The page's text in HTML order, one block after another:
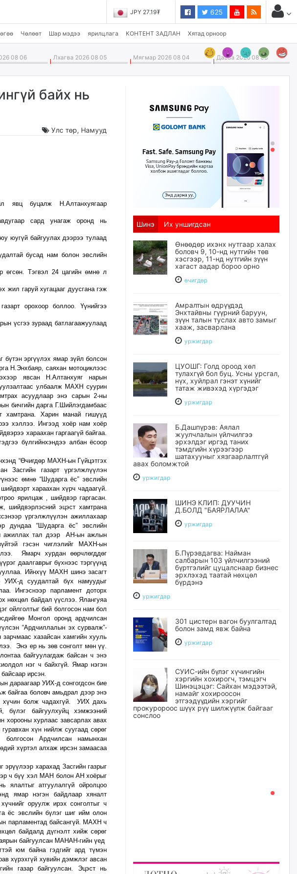
JPY 27.19₮ 625
Чөлөөт Шар мэдээ ярилцлага КОНТЕНТ ЗАДЛАН Хятад орноор
08 06 Лхагва 2026 08 05 Мягмар 2026 08 04 Даваа 2026 08 03
байх нь
Улс төр, Намууд
явц буцалж Н.Алтанхуягаар
сард унагаж оронд нь
юугүй байгуулах дээрээ тулаад
бусад нам болон эвслийн
өгсөн. Тэгвэл 24 цагийн өмнө л
жил гаруй хугацааг дуусгана гэж
орохоор боллоо. Үүнийгээ
үсгээ зураад батлагаажуулаад
эргүүлэх ямар зүйл болсон
Н.Энхбаяр, саяхан мотоциклээс
явсан Н.Алтанхуяг нарын
улбаалж МАХН суурин
асуудлаар энэ сарын 2-ны
бичгийн дарга Г.Шийлэгдамбаас
хамтрана. Харин манай гишүүд
хэллээ. Ингээд хоёр нам хоёр
хараахан гаргаагүй байгаа.
бүлгийнхэндээ албан ёсоор
МАХН-ын Гүйцэтгэх
Засгийн газарт үргэлжлүүлэн
өмнө “Шударга ёс” эвслийн
хараахан хүрч чадаагүй.
ярилцаж , шийдвэр гаргасан.
шийдвэрлэсний эцэст хамтрана
үргэлжлүүлэн ажиллахаар
дундаа “Шударга ёс” эвслийн
ажиллах тал дээр АН-ын ажлын
гэсэн чиглэлийг МАХН-ын
Ямарч хурдан өөрчлөгддөг
даалгаврыг бүхнээс тэргүүнд
Ийнхүү МАХН шинэ засагт
УИХ-д суудалтай бүх намуудыг
Ингэснээр парламент доторх
нөхцөл байдал үүслээ. Ялангуяа
ойлголтыг бий болгосон нам бол
Монгол оронд ардчилсан
“Ардчиллалын эх сурвалж”-
хазайсан хамгийн хууль
Энэ ер нь зөв сонголт мөн үү.
байгуулагдаж байсан ч энэ
нэг ч байхгүй. Ямар нэгэн
ирсэн.
УИХ-д сонгогдсон бие
байгаа боловч амьдрал дээр энэ
хүчин болж чадахгүй. УИХ дахь
бүлэг байгуулхуйц хэмжээний
хорооны хурлаас завсарлах авах
хүн нийлж суугаад сөрөг
Ардчилсан намынхан
хүртэл алхаж ирсэн замаасаа
харахад Засгийн газрыг
ч бүү хэл МАН болон АН хоёрыг
ялалтыг атгуулалгүй ойролцоо
ямар нэгэн байдлаар хяналт
оруулж ирэх сонголтыг ч
ёс эвслийн бүлэг шиг ийм олон
парламентад байсангүй. МАХН ч
байдалд дүгнэлт хийж сөрөг
байгуулсан МАНАН-гийн үед
юм байна гэдгийг ард түмэн
хүрэхгүй хувийн дэмжлэг авсан
газар байгуулсан. Эцэст нь
Шинэ Их уншигдсан
Өнөөдөр ихэнх нутгаар халах
боловч 9, 10-нд нутгийн төв
хэсгээр, 11-нд нутгийн зүүн
хагаст аадар бороо орно
өчигдѳр
Амралтын өдрүүдэд
Энхтайвны гүүрний баруун,
зүүн талын туслах авто замыг
хааж, засварлана
уржигдар
ЦУОШГ: Голд ороод хөл
тулахгүй бол буц. Усны урсгал,
нүх, хуйлрал гэнэт хүнийг
татаж живэхэд хүргэдэг
уржигдар
Б.Дашпүрэв: Аялал
жуулчлалын үйлчилгээ
эрхэлдэг иргэд таних
тэмдгийн хүрээгээр
шатахууныг хязгаарлалтгүй
авах боломжтой
уржигдар
ШИНЭ КЛИП: ДУУЧИН
Д.БОЛД "БАЯРЛАЛАА"
уржигдар
Б.Пүрэвдагва: Найман
салбарын 103 үйлчилгээний
бүртгэлийг цуцалснаар бизнес
эрхлэхэд таатай нөхцөл
бүрдэнэ
уржигдар
301 цистерн вагон буулгалтад
болон замд явж байна
уржигдар
СУИС-ийн бүлэг хүчингийн
хэргийн хохирогч, тэмцэгч
Шинэцэцэг: Сайхан мэдээтэй,
намайг хохироосон
этгээдүүдийн хэргийг
прокуророос шүүх рүү шилжүүлж байгааг
сонслоо